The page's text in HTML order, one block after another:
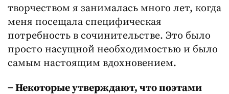
творчеством я занималась много лет, когда
меня посещала специфическая
потребность в сочинительстве. Это было
просто насущной необходимостью и было
самым настоящим вдохновением.
− Некоторые утверждают, что поэтами